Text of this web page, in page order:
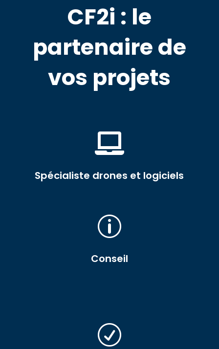
CF2i : le
partenaire de
vos projets

Spécialiste drones et logiciels
p
Conseil
R